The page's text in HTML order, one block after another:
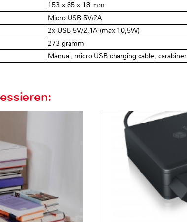
153 x 85 x 18 mm
Micro USB 5V/2A
2x USB 5V/2,1A (max 10,5W)
273 gramm
Manual, micro USB charging cable, carabiner